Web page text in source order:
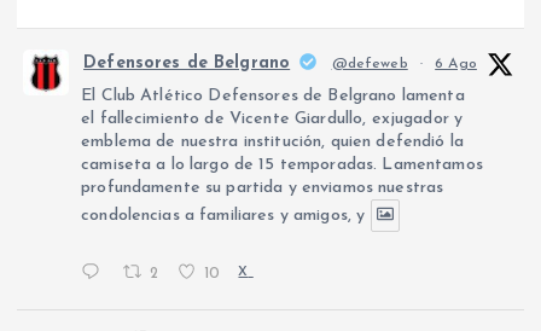
Defensores de Belgrano @defeweb · 6 Ago
El Club Atlético Defensores de Belgrano lamenta
el fallecimiento de Vicente Giardullo, exjugador y
emblema de nuestra institución, quien defendió la
camiseta a lo largo de 15 temporadas. Lamentamos
profundamente su partida y enviamos nuestras
condolencias a familiares y amigos, y
2 10 X